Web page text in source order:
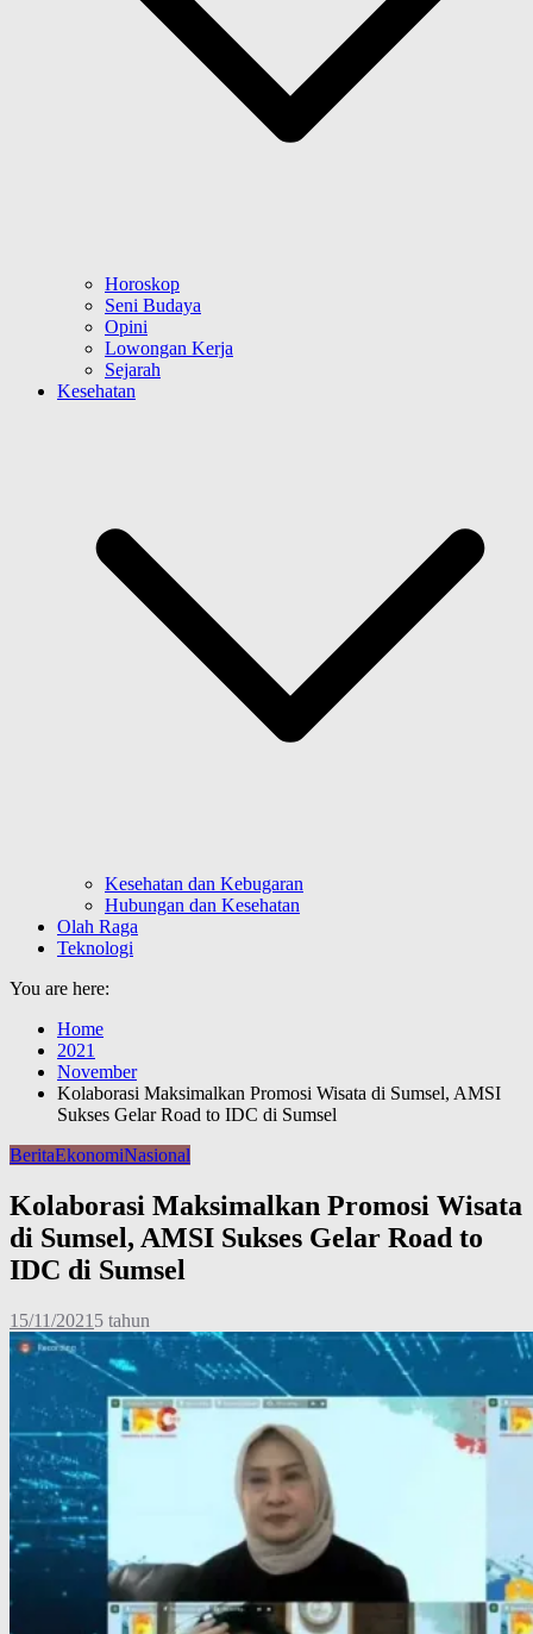
Horoskop
Seni Budaya
Opini
Lowongan Kerja
Sejarah
Kesehatan
Kesehatan dan Kebugaran
Hubungan dan Kesehatan
Olah Raga
Teknologi
You are here:
Home
2021
November
Kolaborasi Maksimalkan Promosi Wisata di Sumsel, AMSI
Sukses Gelar Road to IDC di Sumsel
BeritaEkonomiNasional
Kolaborasi Maksimalkan Promosi Wisata
di Sumsel, AMSI Sukses Gelar Road to
IDC di Sumsel
15/11/2021 5 tahun